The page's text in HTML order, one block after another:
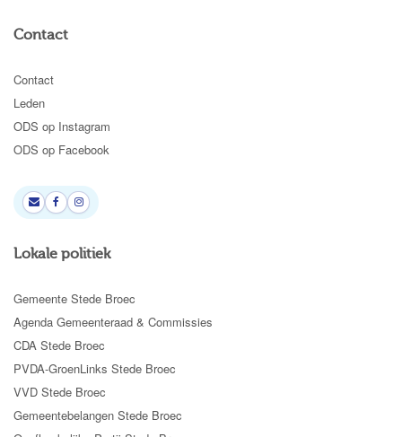
Contact
Contact
Leden
ODS op Instagram
ODS op Facebook
Lokale politiek
Gemeente Stede Broec
Agenda Gemeenteraad & Commissies
CDA Stede Broec
PVDA-GroenLinks Stede Broec
VVD Stede Broec
Gemeentebelangen Stede Broec